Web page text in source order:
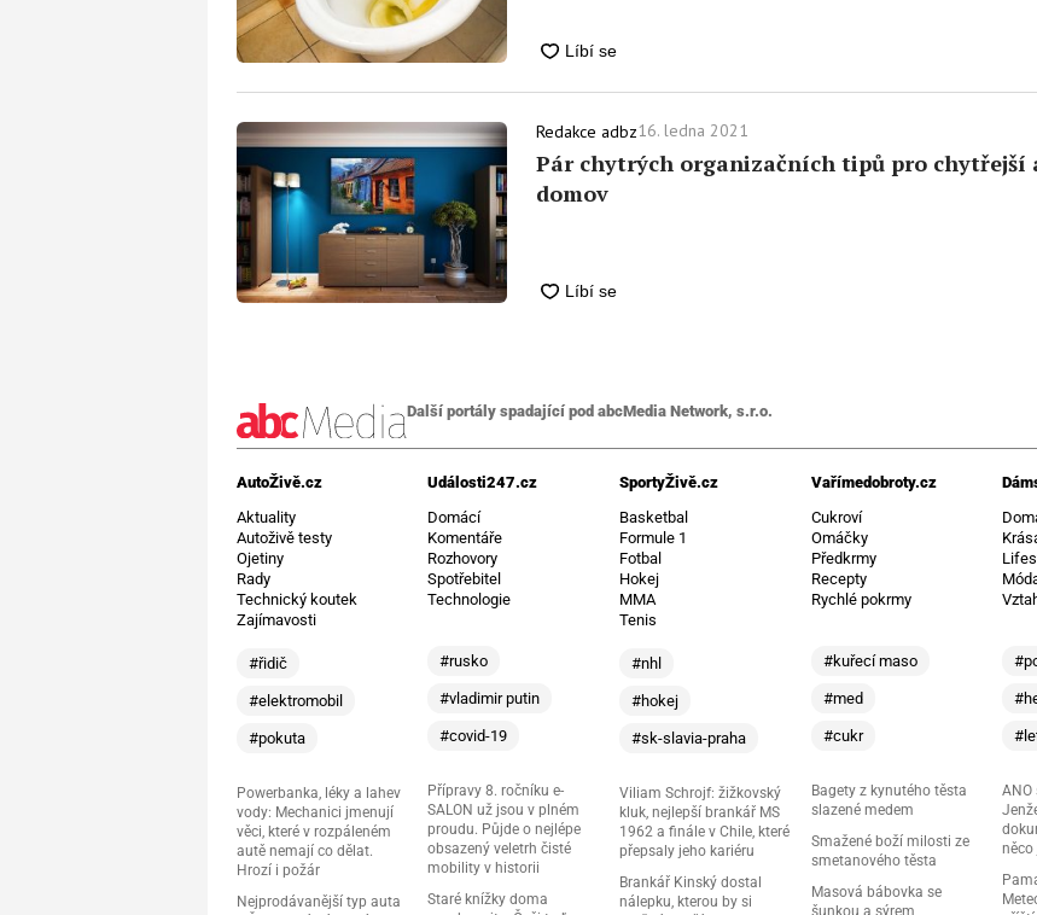
Redakce adbz16. ledna 2021
Pár chytrých organizačních tipů pro chytřejší
domov
Další portály spadající pod abcMedia Network, s.r.o.
AutoŽivě.cz
Aktuality
Autoživě testy
Ojetiny
Rady
Technický koutek
Zajímavosti
#řidič
#elektromobil
#pokuta
Powerbanka, léky a lahev
vody: Mechanici jmenují
věci, které v rozpáleném
autě nemají co dělat.
Hrozí i požár
Nejprodávanější typ auta
Události247.cz
Domácí
Komentáře
Rozhovory
Spotřebitel
Technologie
#rusko
#vladimir putin
#covid-19
Přípravy 8. ročníku e-
SALON už jsou v plném
proudu. Půjde o nejlépe
obsazený veletrh čisté
mobility v historii
Staré knížky doma
SportyŽivě.cz
Basketbal
Formule 1
Fotbal
Hokej
MMA
Tenis
#nhl
#hokej
#sk-slavia-praha
Viliam Schrojf: žižkovský
kluk, nejlepší brankář MS
1962 a finále v Chile, které
přepsaly jeho kariéru
Brankář Kinský dostal
nálepku, kterou by si
Vařímedobroty.cz
Cukroví
Omáčky
Předkrmy
Recepty
Rychlé pokrmy
#kuřecí maso
#med
#cukr
Bagety z kynutého těsta
slazené medem
Smažené boží milosti ze
smetanového těsta
Masová bábovka se
ANO
něco